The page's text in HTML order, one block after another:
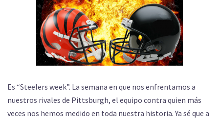
Es “Steelers week”. La semana en que nos enfrentamos a
nuestros rivales de Pittsburgh, el equipo contra quien más
veces nos hemos medido en toda nuestra historia. Ya sé que a